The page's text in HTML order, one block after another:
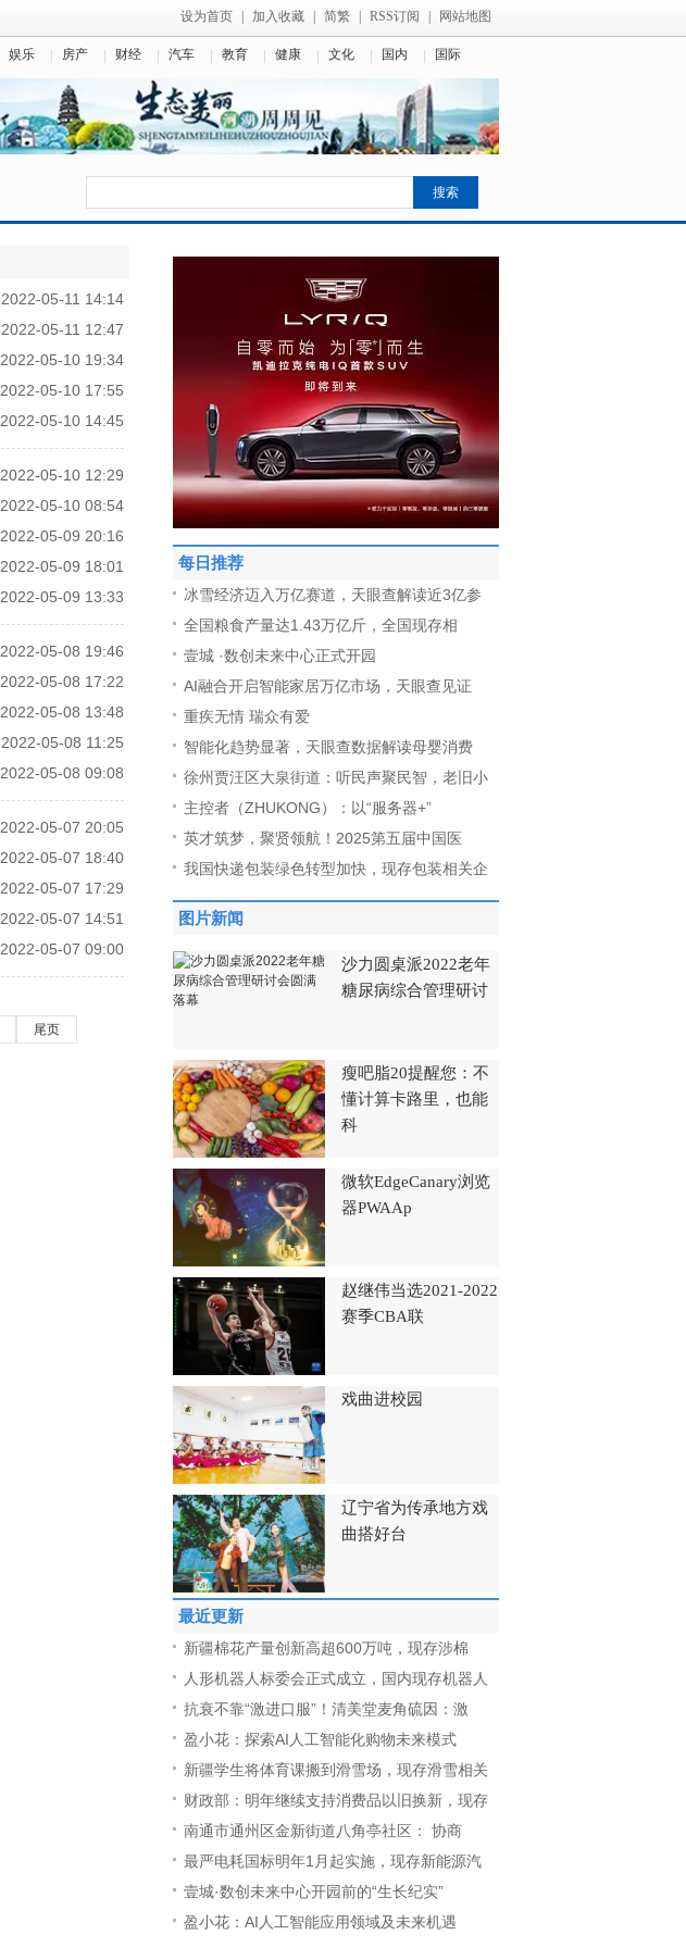
设为首页 加入收藏 简繁 RSS订阅 网站地图
娱乐 房产 财经 汽车 教育 健康 文化 国内 国际
2022-05-11 14:14
2022-05-11 12:47
2022-05-10 19:34
2022-05-10 17:55
2022-05-10 14:45
2022-05-10 12:29
2022-05-10 08:54
2022-05-09 20:16
2022-05-09 18:01
2022-05-09 13:33
2022-05-08 19:46
2022-05-08 17:22
2022-05-08 13:48
2022-05-08 11:25
2022-05-08 09:08
2022-05-07 20:05
2022-05-07 18:40
2022-05-07 17:29
2022-05-07 14:51
2022-05-07 09:00
尾页
每日推荐
冰雪经济迈入万亿赛道，天眼查解读近3亿参
全国粮食产量达1.43万亿斤，全国现存相
壹城 ·数创未来中心正式开园
AI融合开启智能家居万亿市场，天眼查见证
重疾无情 瑞众有爱
智能化趋势显著，天眼查数据解读母婴消费
徐州贾汪区大泉街道：听民声聚民智，老旧小
主控者（ZHUKONG）：以“服务器+”
英才筑梦，聚贤领航！2025第五届中国医
我国快递包装绿色转型加快，现存包装相关企
图片新闻
沙力圆桌派2022老年
糖尿病综合管理研讨
瘦吧脂20提醒您：不
懂计算卡路里，也能
科
微软EdgeCanary浏览
器PWAAp
赵继伟当选2021-2022
赛季CBA联
戏曲进校园
辽宁省为传承地方戏
曲搭好台
最近更新
新疆棉花产量创新高超600万吨，现存涉棉
人形机器人标委会正式成立，国内现存机器人
抗衰不靠“激进口服”！清美堂麦角硫因：激
盈小花：探索AI人工智能化购物未来模式
新疆学生将体育课搬到滑雪场，现存滑雪相关
财政部：明年继续支持消费品以旧换新，现存
南通市通州区金新街道八角亭社区： 协商
最严电耗国标明年1月起实施，现存新能源汽
壹城·数创未来中心开园前的“生长纪实”
盈小花：AI人工智能应用领域及未来机遇